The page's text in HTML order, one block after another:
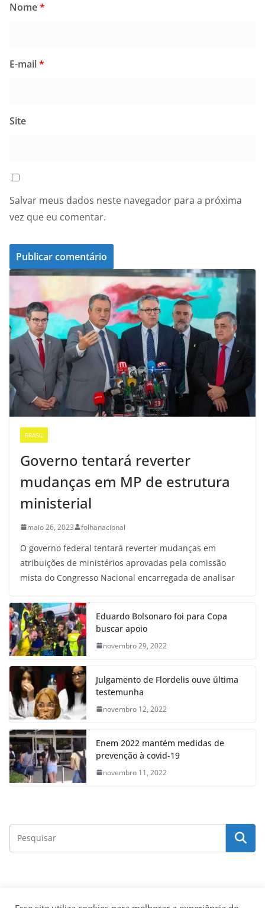
Nome*
E-mail*
Site
Salvar meus dados neste navegador para a próxima
vez que eu comentar.
BRASIL
Governo tentará reverter
mudanças em MP de estrutura
ministerial
maio 26, 2023 folhanacional
O governo federal tentará reverter mudanças em
atribuições de ministérios aprovadas pela comissão
mista do Congresso Nacional encarregada de analisar
Eduardo Bolsonaro foi para Copa
buscar apoio
novembro 29, 2022
Julgamento de Flordelis ouve última
testemunha
novembro 12, 2022
Enem 2022 mantém medidas de
prevenção à covid-19
novembro 11, 2022